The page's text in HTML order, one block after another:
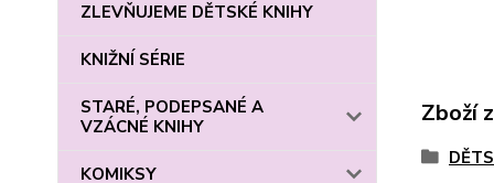
ZLEVŇUJEME DĚTSKÉ KNIHY
KNIŽNÍ SÉRIE
STARÉ, PODEPSANÉ A
VZÁCNÉ KNIHY
KOMIKSY
Zboží